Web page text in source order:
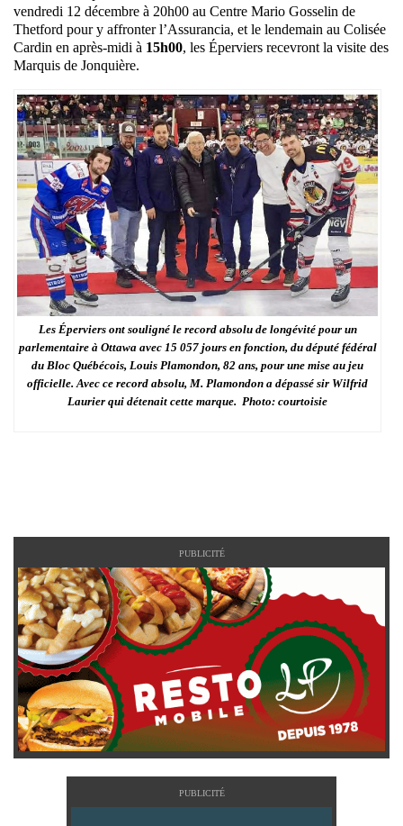
vendredi 12 décembre à 20h00 au Centre Mario Gosselin de
Thetford pour y affronter l’Assurancia, et le lendemain au Colisée
Cardin en après-midi à 15h00, les Éperviers recevront la visite des
Marquis de Jonquière.
Les Éperviers ont souligné le record absolu de longévité pour un
parlementaire à Ottawa avec 15 057 jours en fonction, du député fédéral
du Bloc Québécois, Louis Plamondon, 82 ans, pour une mise au jeu
officielle. Avec ce record absolu, M. Plamondon a dépassé sir Wilfrid
Laurier qui détenait cette marque. Photo: courtoisie
PUBLICITÉ
PUBLICITÉ